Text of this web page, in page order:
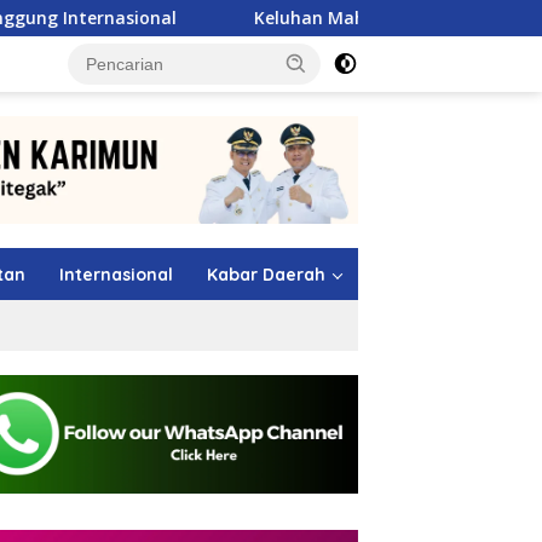
Keluhan Mahasiswa Alor Langsung Dijawab Mentan
Internasional Kabar Daerah